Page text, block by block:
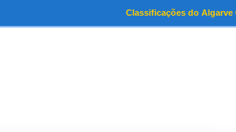
Classificações do Algarve